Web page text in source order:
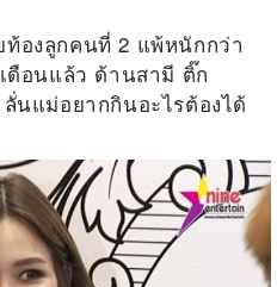
องลูกคนที่ 2 แพ้หนักกว่า
ดือนแล้ว ด้านสามี ติ๊ก
นแม่อยากกินอะไรต้องได้